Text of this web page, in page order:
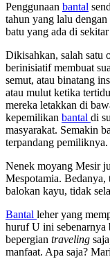
Penggunaan bantal
tahun yang lalu
batu yang ada di
Dikisahkan, salah satu
berinisiatif membuat
semut, atau binatang
atau mulut ketika
mereka letakkan di
kepemilikan bantal di
masyarakat. Semakin
terpandang pemiliknya.
Nenek moyang Mesir
Mespotamia. Bedanya,
balokan kayu, tidak
Bantal leher yang
huruf U ini
bepergian traveling
manfaat. Apa saja?